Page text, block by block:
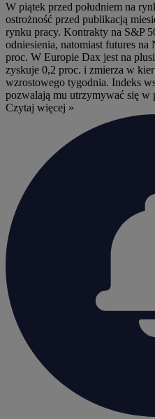
W piątek przed południem na
ostrożność przed publikacją
rynku pracy. Kontrakty na S&P
odniesienia, natomiast futures na
proc. W Europie Dax jest na
zyskuje 0,2 proc. i zmierza w
wzrostowego tygodnia. Indeks
pozwalają mu utrzymywać się
Czytaj więcej »